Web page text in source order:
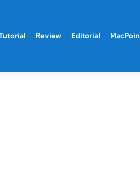
Review Editorial MacPoin